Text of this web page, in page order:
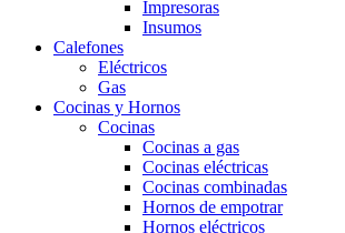
Impresoras
Insumos
Calefones
Eléctricos
Gas
Cocinas y Hornos
Cocinas
Cocinas a gas
Cocinas eléctricas
Cocinas combinadas
Hornos de empotrar
Hornos eléctricos